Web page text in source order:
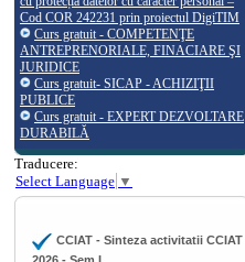
Cod COR 242231 prin proiectul DigiTIM
Curs gratuit - COMPETENŢE
ANTREPRENORIALE, FINACIARE ŞI
JURIDICE
Curs gratuit- SICAP - ACHIZIŢII
PUBLICE
Curs gratuit - EXPERT DEZVOLTARE
DURABILĂ
Traducere:
Select Language ▼
CCIAT - Sinteza activitatii CCIAT